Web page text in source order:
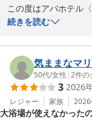
アパホテル〈小松グラ
この度はアパホテル
とうございます。ま
当館自慢の大浴場と
しいただけたご様子
「くつろげる」と感
の喜びでございます
であれば幸いです。
続きを読む
気ままなマ
50代/女性 |2件の
3 2026
レジャー 家族 2026
大浴場が使えなかった